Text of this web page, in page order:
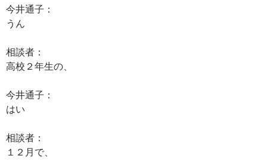
今井通子：
うん
相談者：
高校２年生の、
今井通子：
はい
相談者：
１２月で、